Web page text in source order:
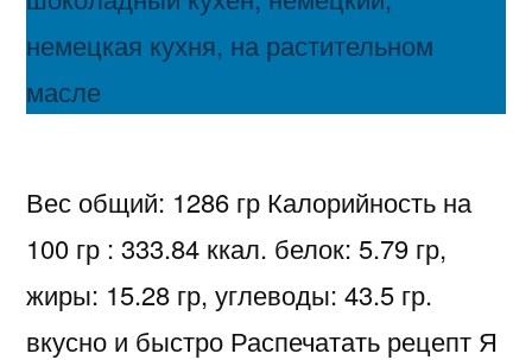
Вес общий: 1286 гр Калорийность на
100 гр : 333.84 ккал. белок: 5.79 гр,
жиры: 15.28 гр, углеводы: 43.5 гр.
вкусно и быстро Распечатать рецепт Я